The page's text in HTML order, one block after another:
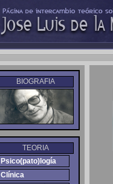
BIOGRAFIA
TEORIA
Psico(pato)logía
Clínica